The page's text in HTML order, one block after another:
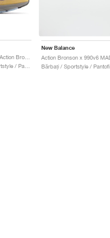
990v6 Made in USA x Action Bronson "Amazõnia"
New Balance
Bărbați / Sportstyle / Pantofi